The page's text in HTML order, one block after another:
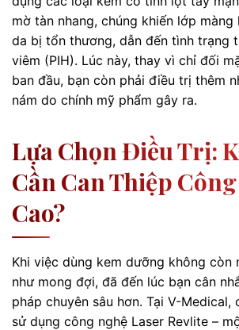
mờ tàn nhang, chúng khiến lớp
da bị tổn thương, dẫn đến tình trạng
viêm (PIH). Lúc này, thay vì chỉ đối
ban đầu, bạn còn phải điều trị thêm
nám do chính mỹ phẩm gây ra.
Lựa Chọn Điều Trị:
Cần Can Thiệp
Cao?
Khi việc dùng kem dưỡng không còn
như mong đợi, đã đến lúc bạn cân
pháp chuyên sâu hơn. Tại V-
sử dụng công nghệ Laser Revlite –